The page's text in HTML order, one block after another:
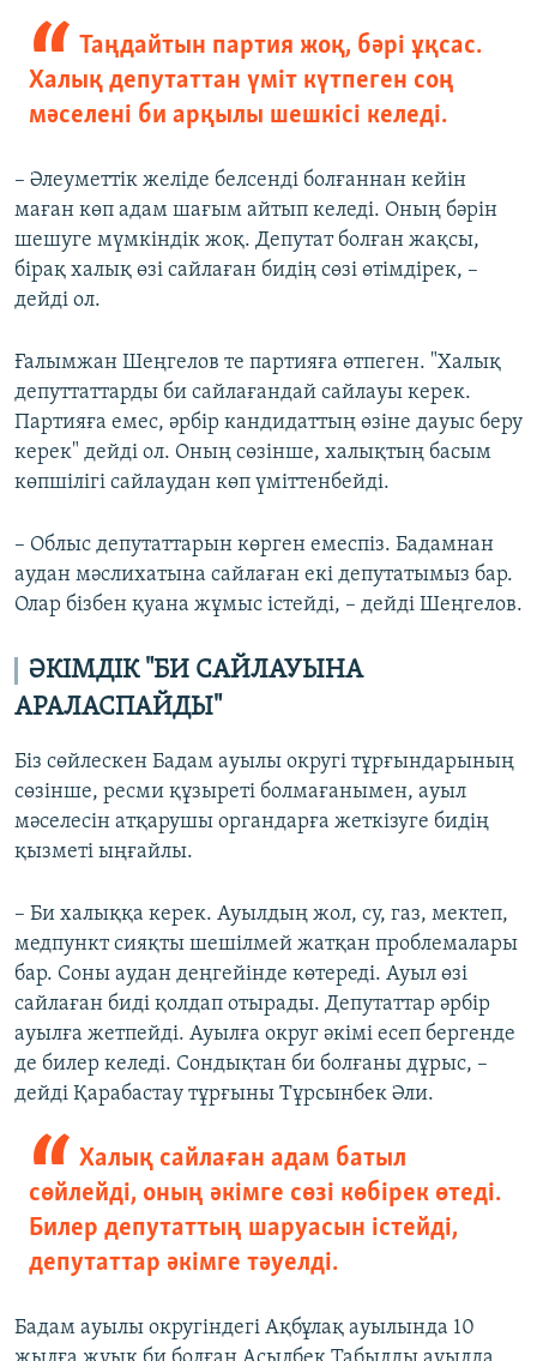
Таңдайтын партия жоқ, бәрі ұқсас.
Халық депутаттан үміт күтпеген соң
мәселені би арқылы шешкісі келеді.
– Әлеуметтік желіде белсенді болғаннан кейін
маған көп адам шағым айтып келеді. Оның бәрін
шешуге мүмкіндік жоқ. Депутат болған жақсы,
бірақ халық өзі сайлаған бидің сөзі өтімдірек, –
дейді ол.
Ғалымжан Шеңгелов те партияға өтпеген. "Халық
депуттаттарды би сайлағандай сайлауы керек.
Партияға емес, әрбір кандидаттың өзіне дауыс беру
керек" дейді ол. Оның сөзінше, халықтың басым
көпшілігі сайлаудан көп үміттенбейді.
– Облыс депутаттарын көрген емеспіз. Бадамнан
аудан мәслихатына сайлаған екі депутатымыз бар.
Олар бізбен қуана жұмыс істейді, – дейді Шеңгелов.
ӘКІМДІК "БИ САЙЛАУЫНА
АРАЛАСПАЙДЫ"
Біз сөйлескен Бадам ауылы округі тұрғындарының
сөзінше, ресми құзыреті болмағанымен, ауыл
мәселесін атқарушы органдарға жеткізуге бидің
қызметі ыңғайлы.
– Би халыққа керек. Ауылдың жол, су, газ, мектеп,
медпункт сияқты шешілмей жатқан проблемалары
бар. Соны аудан деңгейінде көтереді. Ауыл өзі
сайлаған биді қолдап отырады. Депутаттар әрбір
ауылға жетпейді. Ауылға округ әкімі есеп бергенде
де билер келеді. Сондықтан би болғаны дұрыс, –
дейді Қарабастау тұрғыны Тұрсынбек Әли.
Халық сайлаған адам батыл
сөйлейді, оның әкімге сөзі көбірек өтеді.
Билер депутаттың шаруасын істейді,
депутаттар әкімге тәуелді.
Бадам ауылы округіндегі Ақбұлақ ауылында 10